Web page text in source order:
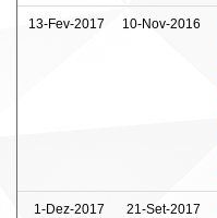
13-Fev-2017 10-Nov-2016
1-Dez-2017 21-Set-2017